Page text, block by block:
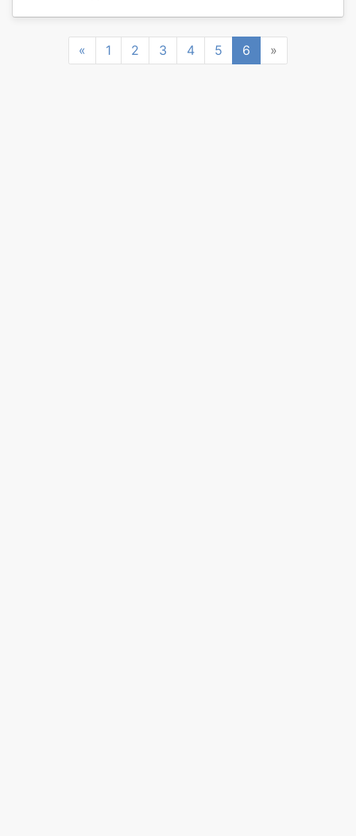
« Previous
1 2 3 4 5 6 »